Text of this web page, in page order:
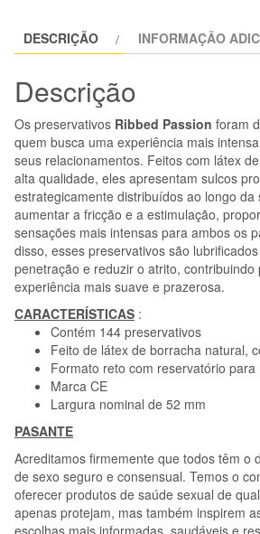
PASSION
CANELADAS
144
UNIDADES
DESCRIÇÃO INFORMAÇÃO
Descrição
Os preservativos Ribbed Passion foram
quem busca uma experiência mais
seus relacionamentos. Feitos com látex
alta qualidade, eles apresentam sulcos
estrategicamente distribuídos ao longo da
aumentar a fricção e a estimulação,
sensações mais intensas para ambos os
disso, esses preservativos são
penetração e reduzir o atrito, contribuindo
experiência mais suave e prazerosa.
CARACTERÍSTICAS :
Contém 144 preservativos
Feito de látex de borracha natural,
Formato reto com reservatório
Marca CE
Largura nominal de 52 mm
PASANTE
Acreditamos firmemente que todos têm o
de sexo seguro e consensual. Temos o
oferecer produtos de saúde sexual de
apenas protejam, mas também inspirem
escolhas mais informadas, saudáveis e